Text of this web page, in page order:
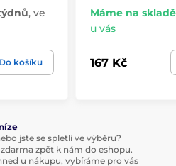
, ve
Do košíku
Máme na skladě
u vás
167 Kč
jste se spletli ve výběru?
zpět k nám do eshopu.
u nákupu, vybíráme pro vás